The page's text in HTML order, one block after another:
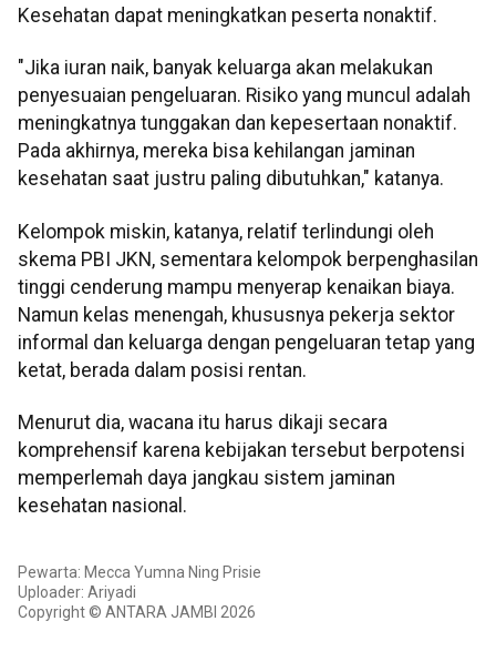
Kesehatan dapat meningkatkan peserta nonaktif.
"Jika iuran naik, banyak keluarga akan melakukan
penyesuaian pengeluaran. Risiko yang muncul adalah
meningkatnya tunggakan dan kepesertaan nonaktif.
Pada akhirnya, mereka bisa kehilangan jaminan
kesehatan saat justru paling dibutuhkan," katanya.
Kelompok miskin, katanya, relatif terlindungi oleh
skema PBI JKN, sementara kelompok berpenghasilan
tinggi cenderung mampu menyerap kenaikan biaya.
Namun kelas menengah, khususnya pekerja sektor
informal dan keluarga dengan pengeluaran tetap yang
ketat, berada dalam posisi rentan.
Menurut dia, wacana itu harus dikaji secara
komprehensif karena kebijakan tersebut berpotensi
memperlemah daya jangkau sistem jaminan
kesehatan nasional.
Pewarta: Mecca Yumna Ning Prisie
Uploader: Ariyadi
Copyright © ANTARA JAMBI 2026